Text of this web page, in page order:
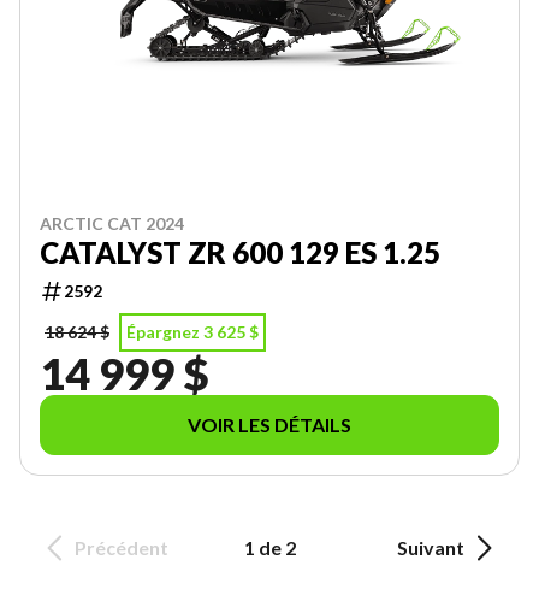
ARCTIC CAT 2024
CATALYST ZR 600 129 ES 1.25
2592
18 624 $
Épargnez 3 625 $
14 999 $
VOIR LES DÉTAILS
Précédent 1 de 2 Suivant